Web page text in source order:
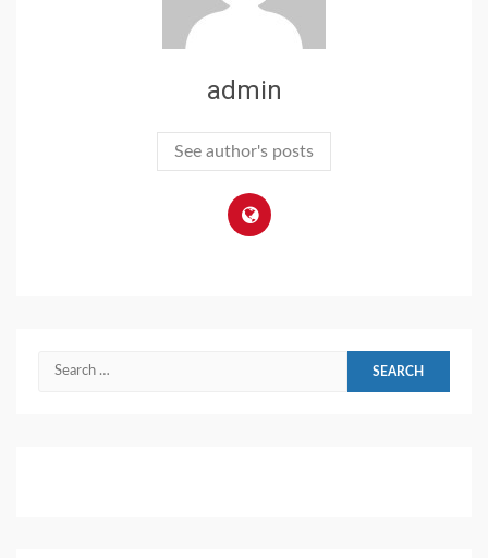
admin
See author's posts
Search